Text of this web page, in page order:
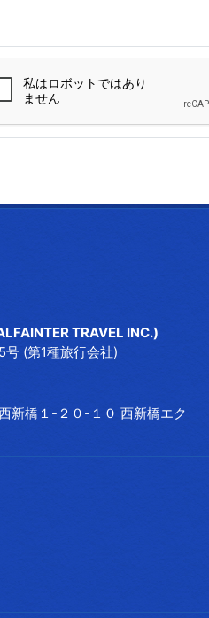
TRAVEL INC.)
(第1種旅行会社)
橋１-２０-１０ 西新橋エク